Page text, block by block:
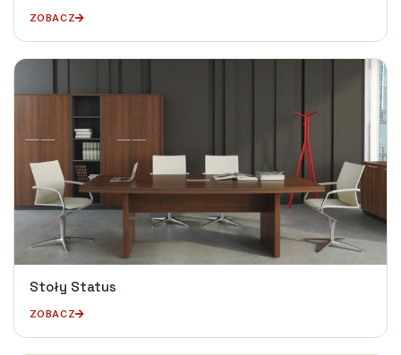
ZOBACZ
Stoły Status
ZOBACZ